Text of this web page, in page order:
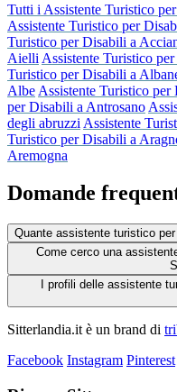
Tutti i Assistente Turistico
Assistente Turistico per
Turistico per Disabili a
Aielli Assistente Turistico
Turistico per Disabili a
Albe Assistente Turistico
per Disabili a Antrosano
degli abruzzi Assistente
Turistico per Disabili a
Aremogna
Domande
Quante assistente turistico
Come cerco una
I profili delle assistente
Sitterlandia.it è un brand di
Facebook Instagram Pinterest